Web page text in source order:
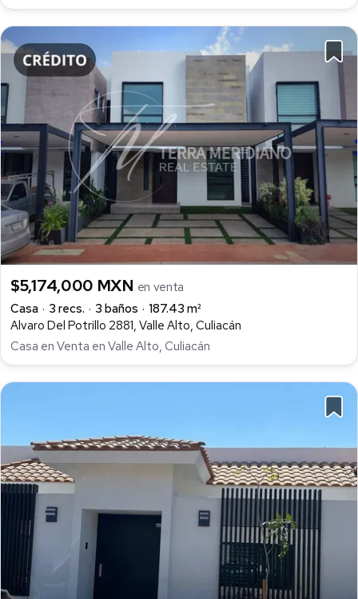
$5,174,000 MXN en venta
Casa
3 recs. 3 baños
187.43 m²
Alvaro Del Potrillo 2881, Valle Alto, Culiacán
Casa en Venta en Valle Alto, Culiacán